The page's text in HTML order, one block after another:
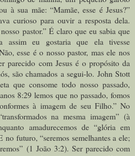
à sua mãe: “Mamãe, esse é Jesus?”
curioso para ouvir a resposta dela.
pastor.” É claro que eu sabia que
assim eu gostaria que ela tivesse
esse é o nosso pastor, mas ele nos
parecido com Jesus é o propósito da
são chamados a segui-lo. John Stott
que consome todo nosso passado,
8:29 lemos que no passado, fomos
à imagem de seu Filho.” No
na mesma imagem” (à
amadurecemos de “glória em
futuro, “seremos semelhantes a ele;
(1 João 3:2). Ser parecido com